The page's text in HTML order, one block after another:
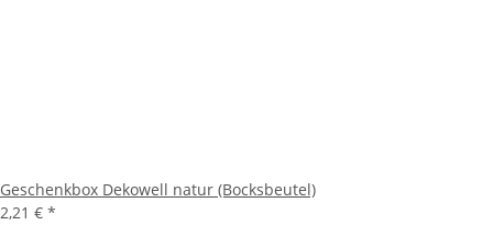
Geschenkbox Dekowell natur (Bocksbeutel)
2,21 € *